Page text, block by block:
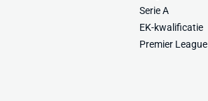
Serie A
EK-kwalificatie
Premier League